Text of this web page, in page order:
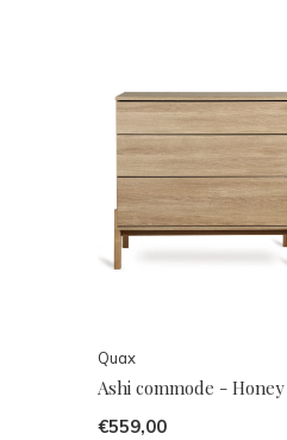
Quax
Ashi commode -
€559,00